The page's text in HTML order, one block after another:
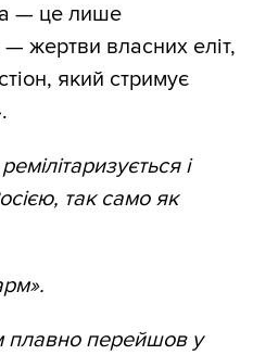
— це лише
— жертви власних еліт,
який стримує
і
так само як
плавно перейшов у